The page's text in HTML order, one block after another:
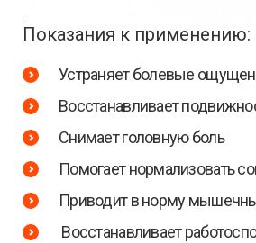
Показания к применению:
Устраняет болевые
Восстанавливает
Снимает головную боль
Помогает нормализовать
Приводит в норму
Восстанавливает